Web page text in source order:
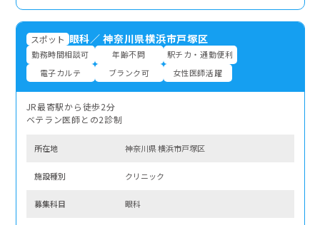
スポット 眼科／神奈川県横浜市戸塚区
勤務時間相談可 年齢不問
駅チカ・通勤便利
電子カルテ
ブランク可 女性医師活躍
JR最寄駅から徒歩2分
ベテラン医師との2診制
所在地 神奈川県 横浜市戸塚区
施設種別 クリニック
募集科⽬ 眼科